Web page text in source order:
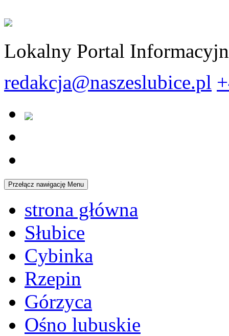
Lokalny Portal
redakcja@naszeslubice.pl
Przełącz nawigację Menu
strona główna
Słubice
Cybinka
Rzepin
Górzyca
Ośno lubuskie